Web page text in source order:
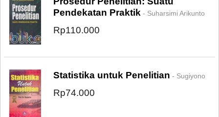
Pendekatan Praktik - Suharsimi Arikunto
Rp110.000
Statistika untuk Penelitian - Sugiyono
Rp74.000